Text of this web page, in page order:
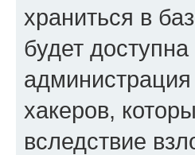
храниться в
будет
администрация
хакеров,
вследствие